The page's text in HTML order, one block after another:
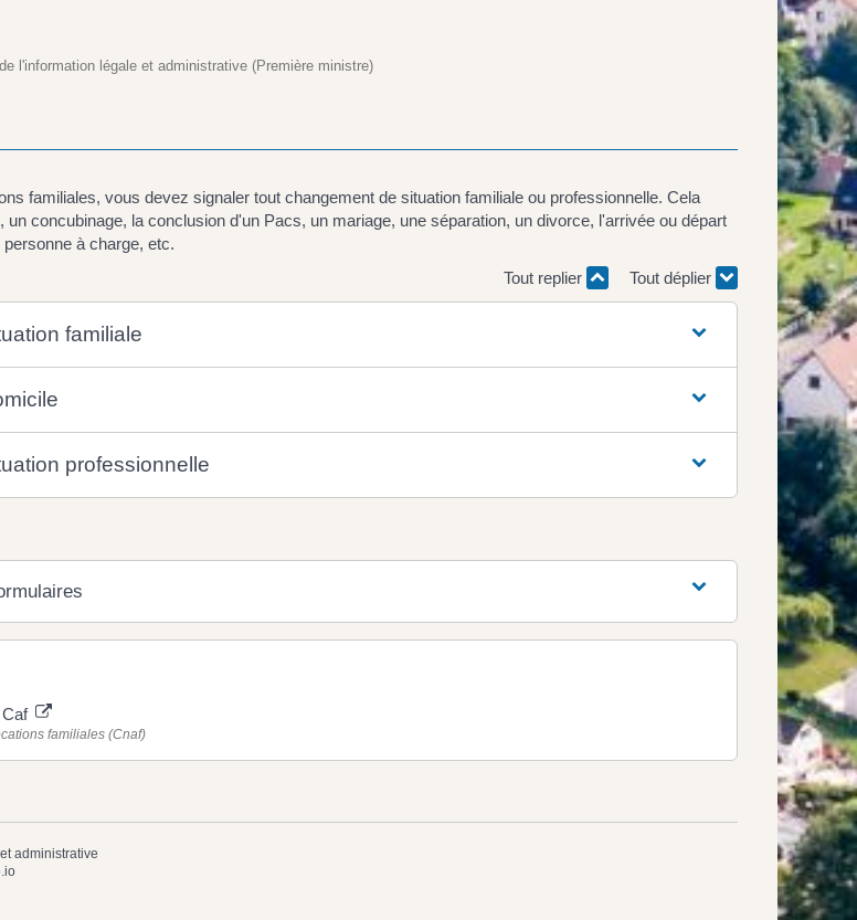
l'information légale et administrative (Première ministre)
familiales, vous devez signaler tout changement de situation familiale ou professionnelle. Cela
un concubinage, la conclusion d'un Pacs, un mariage, une séparation, un divorce, l'arrivée ou départ
à charge, etc.
Tout replier
Tout déplier
familiale
professionnelle
Caf
familiales (Cnaf)
administrative